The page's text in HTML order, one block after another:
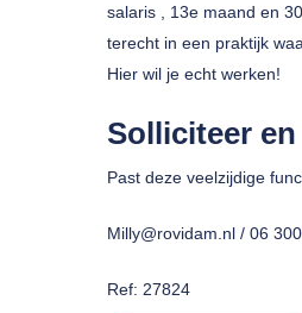
salaris , 13e maand en
terecht in een praktijk
Hier wil je echt werken!
Solliciteer
Past deze veelzijdige
Milly@rovidam.nl / 06
Ref: 27824